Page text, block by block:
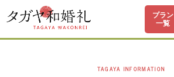
プラン
一覧
TAGAYA INFORMATION